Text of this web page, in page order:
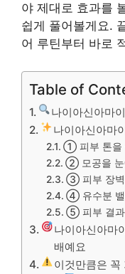
야 제대로 효과를
쉽게 풀어볼게요.
어 루틴부터 바로
Table of
나이아신아마
나이아신아마
① 피부 톤을
② 모공을 눈
③ 피부 장벽
④ 유수분 밸
⑤ 피부 결과
나이아신아마
배예요
이것만큼은 꼭